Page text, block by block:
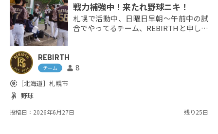
戦力補強中！来たれ野球ニキ！
札幌で活動中、日曜日早朝～午前中の試
合でやってるチーム、REBIRTHと申しま
もブランク合っても全然OK！ ･ポジショ
わなきゃかかりま...
REBIRTH
チーム person 8
share_location ［北海道］ 札幌市
sports_handball 野球
投稿日：2026年6月27日 残り25日